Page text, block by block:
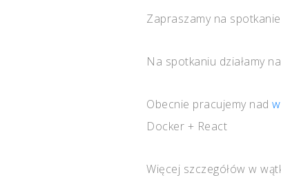
Zapraszamy na
Na spotkaniu działamy
Obecnie pracujemy nad
Docker + React
Więcej szczegółów w